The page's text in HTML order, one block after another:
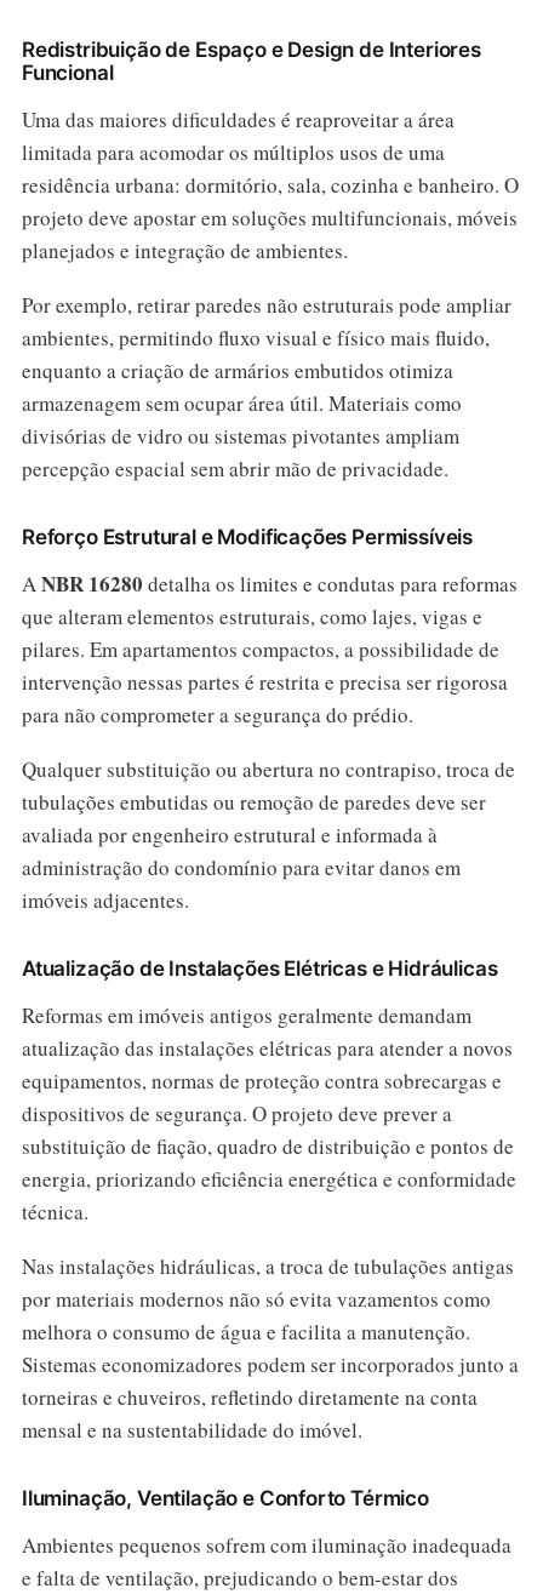
Redistribuição de Espaço e Design de Interiores
Funcional
Uma das maiores dificuldades é reaproveitar a área
limitada para acomodar os múltiplos usos de uma
residência urbana: dormitório, sala, cozinha e banheiro. O
projeto deve apostar em soluções multifuncionais, móveis
planejados e integração de ambientes.
Por exemplo, retirar paredes não estruturais pode ampliar
ambientes, permitindo fluxo visual e físico mais fluido,
enquanto a criação de armários embutidos otimiza
armazenagem sem ocupar área útil. Materiais como
divisórias de vidro ou sistemas pivotantes ampliam
percepção espacial sem abrir mão de privacidade.
Reforço Estrutural e Modificações Permissíveis
ANBR 16280 detalha os limites e condutas para reformas
que alteram elementos estruturais, como lajes, vigas e
pilares. Em apartamentos compactos, a possibilidade de
intervenção nessas partes é restrita e precisa ser rigorosa
para não comprometer a segurança do prédio.
Qualquer substituição ou abertura no contrapiso, troca de
tubulações embutidas ou remoção de paredes deve ser
avaliada por engenheiro estrutural e informada à
administração do condomínio para evitar danos em
imóveis adjacentes.
Atualização de Instalações Elétricas e Hidráulicas
Reformas em imóveis antigos geralmente demandam
atualização das instalações elétricas para atender a novos
equipamentos, normas de proteção contra sobrecargas e
dispositivos de segurança. O projeto deve prever a
substituição de fiação, quadro de distribuição e pontos de
energia, priorizando eficiência energética e conformidade
técnica.
Nas instalações hidráulicas, a troca de tubulações antigas
por materiais modernos não só evita vazamentos como
melhora o consumo de água e facilita a manutenção.
Sistemas economizadores podem ser incorporados junto a
torneiras e chuveiros, refletindo diretamente na conta
mensal e na sustentabilidade do imóvel.
Iluminação, Ventilação e Conforto Térmico
Ambientes pequenos sofrem com iluminação inadequada
e falta de ventilação, prejudicando o bem-estar dos